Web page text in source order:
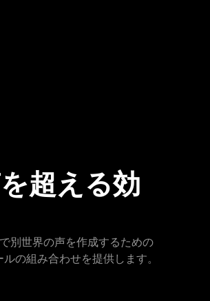
超える効
別世界の声を作成するための
の組み合わせを提供します。